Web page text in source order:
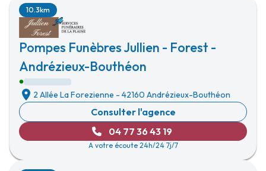
Pompes Funèbres Jullien - Forest -
Andrézieux-Bouthéon
10.3km
2 Allée La Forezienne - 42160 Andrézieux-Bouthéon
Consulter l'agence
04 77 36 43 19
A votre écoute 24h/24 7j/7